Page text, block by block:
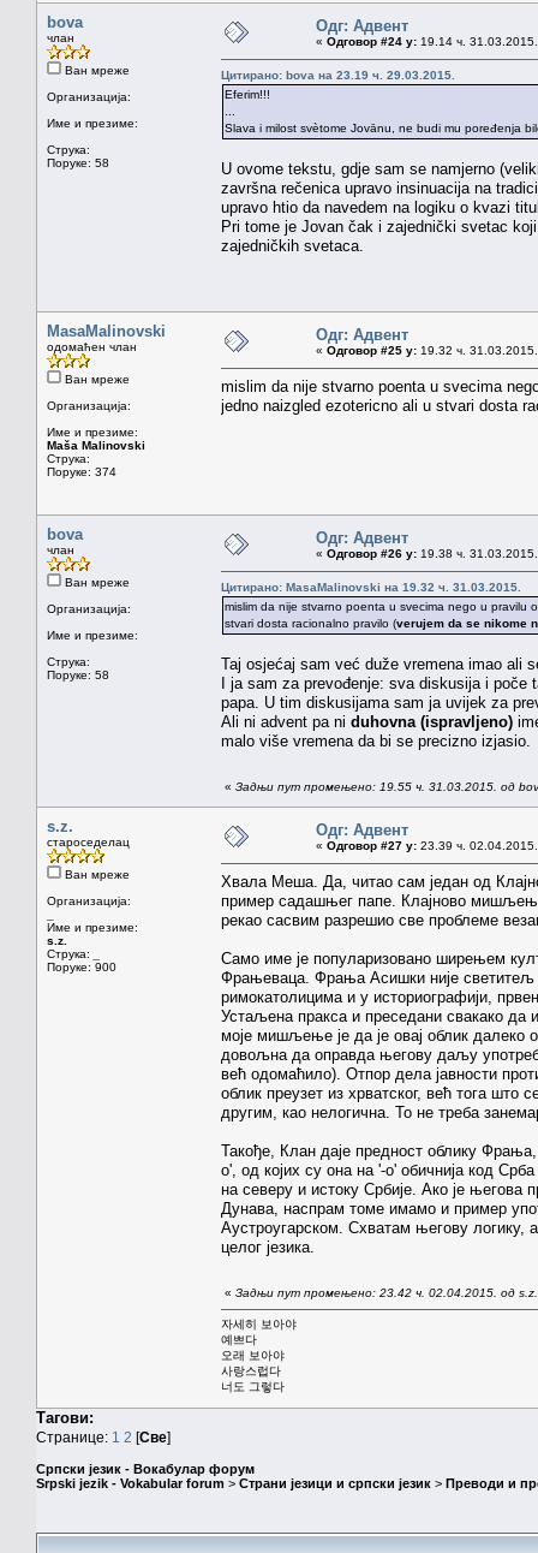
bova
члан
Ван мреже
Организација:
Име и презиме:
Струка:
Поруке: 58
Одг: Адвент
« Одговор #24 у: 19.14 ч.
Цитирано: bova на 23.19 ч. 29.03.2015.
Eferim!!!
Slava i milost svètome Jovānu, ne budi mu poređenja
U ovome tekstu, gdje sam se namjerno
završna rečenica upravo insinuacija na
upravo htio da navedem na logiku o kvazi
Pri tome je Jovan čak i zajednički svetac
zajedničkih svetaca.
MasaMalinovski
одомаћен члан
Ван мреже
Организација:
Име и презиме:
Maša Malinovski
Струка:
Поруке: 374
Одг: Адвент
« Одговор #25 у: 19.32 ч.
mislim da nije stvarno poenta u svecima
jedno naizgled ezotericno ali u stvari dosta
bova
члан
Ван мреже
Организација:
Име и презиме:
Струка:
Поруке: 58
Одг: Адвент
« Одговор #26 у: 19.38 ч.
Цитирано: MasaMalinovski на 19.32 ч. 31.03.2015.
mislim da nije stvarno poenta u svecima nego u
stvari dosta racionalno pravilo (verujem da se nikome
Taj osjećaj sam već duže vremena imao ali
I ja sam za prevođenje: sva diskusija i poče
papa. U tim diskusijama sam ja uvijek za
Ali ni advent pa ni duhovna (ispravljeno)
malo više vremena da bi se precizno
« Задњи пут промењено: 19.55 ч. 31.03.2015. од
s.z.
староседелац
Ван мреже
Организација:
Име и презиме:
s.z.
Струка:
Поруке: 900
Одг: Адвент
« Одговор #27 у: 23.39 ч.
Хвала Меша. Да, читао сам један од
пример садашњег папе. Клајново
рекао сасвим разрешио све проблеме
Само име је популаризовано ширењем
Фрањеваца. Фрања Асишки није светитељ
римокатолицима и у историографији,
Устаљена пракса и преседани свакако да
моје мишљење је да је овај облик далеко
довољна да оправда његову даљу
већ одомаћило). Отпор дела јавности
облик преузет из хрватског, већ тога што
другим, као нелогична. То не треба
Такође, Клан даје предност облику
о', од којих су она на '-о' обичнија код
на северу и истоку Србије. Ако је
Дунава, наспрам томе имамо и пример
Аустроугарском. Схватам његову логику,
целог језика.
« Задњи пут промењено: 23.42 ч. 02.04.2015. од s.z.
자세히 보아야
예쁘다
오래 보아야
사랑스럽다
너도 그렇다
Тагови:
Странице: 1 2 [Све]
Српски језик - Вокабулар форум
Srpski jezik - Vokabular forum > Страни језици и српски језик > Преводи и